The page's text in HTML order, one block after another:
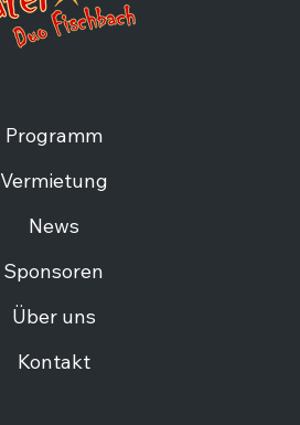
Programm
Vermietung
News
Sponsoren
Über uns
Kontakt